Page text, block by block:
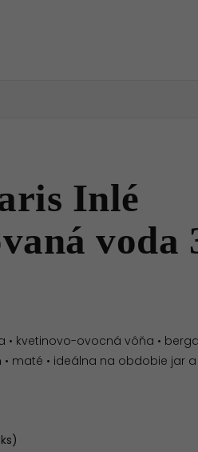
Inlé
voda
• kvetinovo-ovocná vôňa •
• maté • ideálna na obdobie jar